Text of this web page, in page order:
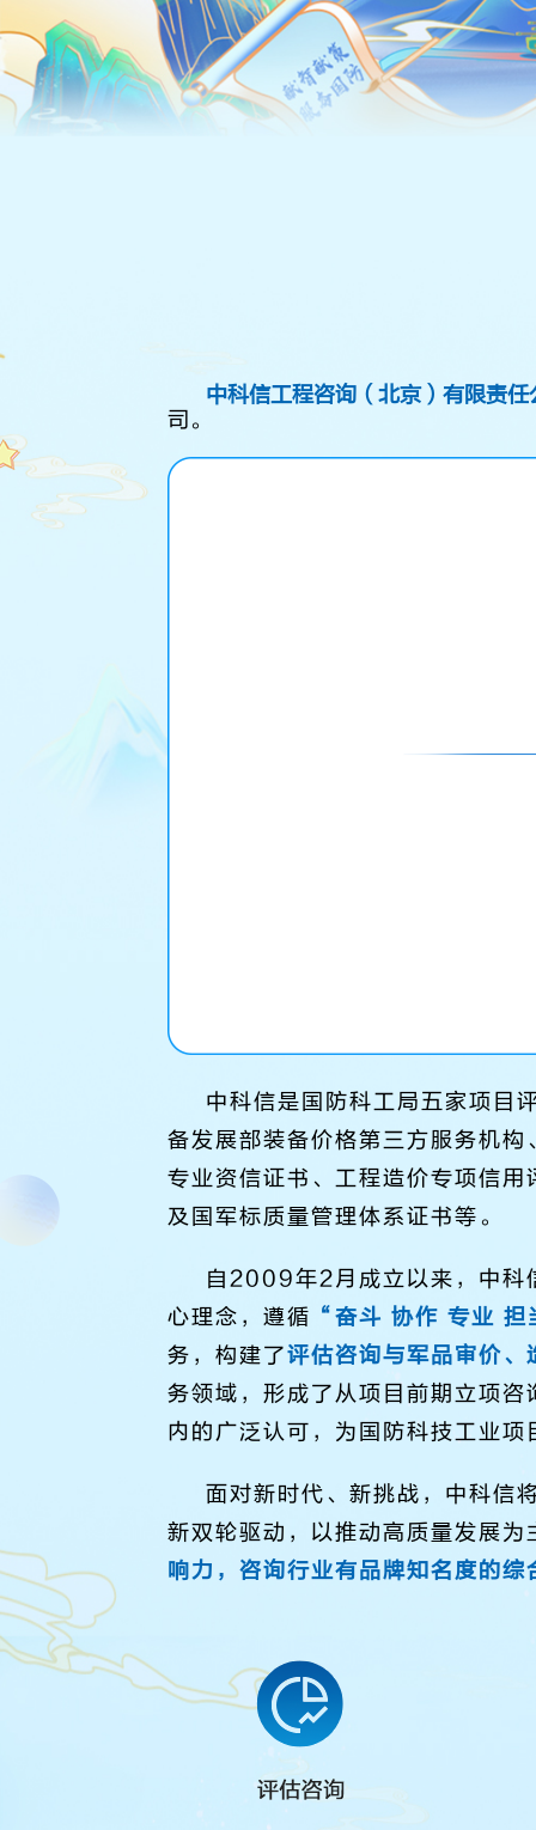
中科信工程咨询（北京）有限责任
司。
中科信是国防科工局五家项目
备发展部装备价格第三方服务机
专业资信证书、工程造价专项信
及国军标质量管理体系证书等。
自2009年2月成立以来，中科
心理念，遵循 “奋斗 协作 专业
务，构建了评估咨询与军品审价
务领域，形成了从项目前期立项
内的广泛认可，为国防科技工业
面对新时代、新挑战，中科信
新双轮驱动，以推动高质量发展
响力，咨询行业有品牌知名度的